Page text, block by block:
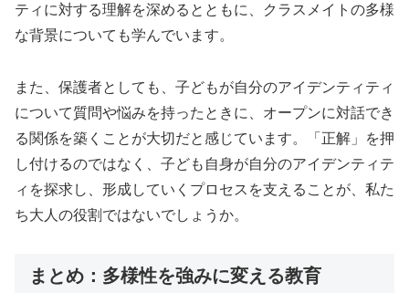
ティに対する理解を深めるとともに、クラスメイトの多様
な背景についても学んでいます。
また、保護者としても、子どもが自分のアイデンティティ
について質問や悩みを持ったときに、オープンに対話でき
る関係を築くことが大切だと感じています。「正解」を押
し付けるのではなく、子ども自身が自分のアイデンティテ
ィを探求し、形成していくプロセスを支えることが、私た
ち大人の役割ではないでしょうか。
まとめ：多様性を強みに変える教育